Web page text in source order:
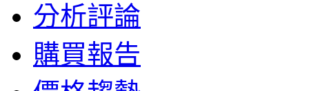
分析評論
購買報告